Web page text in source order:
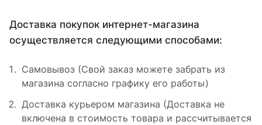
Доставка покупок интернет-магазина
осуществляется следующими способами:
Самовывоз (Свой заказ можете забрать из
магазина согласно графику его работы)
Доставка курьером магазина (Доставка не
включена в стоимость товара и рассчитывается